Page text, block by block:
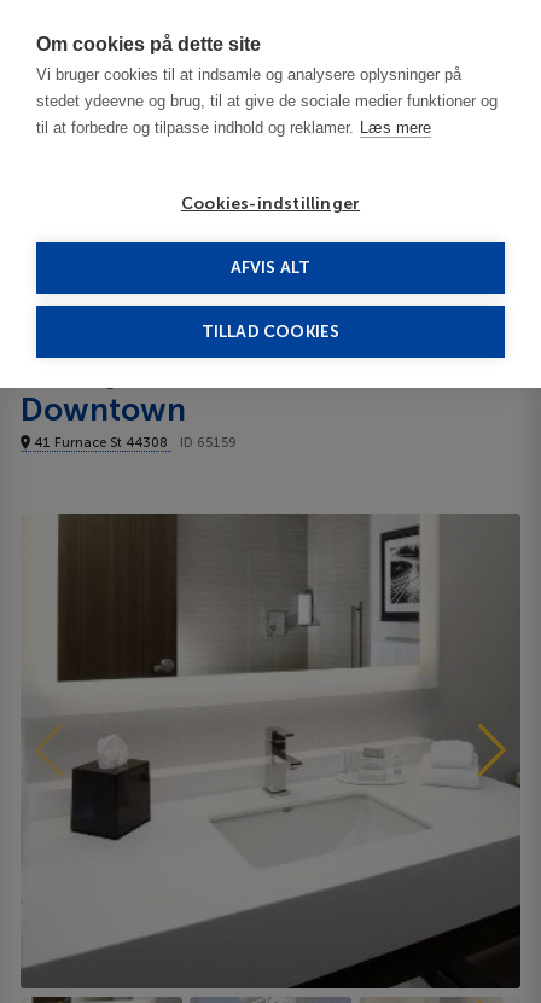
Om cookies på dette site
Vi bruger cookies til at indsamle og analysere oplysninger på
stedet ydeevne og brug, til at give de sociale medier funktioner og
til at forbedre og tilpasse indhold og reklamer. Læs mere
Cookies-indstillinger
AFVIS ALT
TILLAD COOKIES
Courtyard Akron Downtown 3***
Downtown
41 Furnace St 44308 ID 65159